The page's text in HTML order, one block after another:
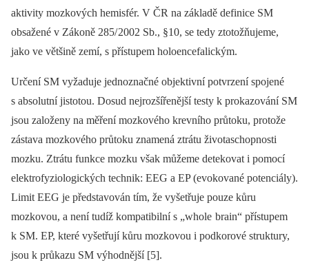
aktivity mozkových hemisfér. V ČR na základě definice SM
obsažené v Zákoně 285/ 2002 Sb., §10, se tedy ztotožňujeme,
jako ve většině zemí, s přístupem holoencefalickým.
Určení SM vyžaduje jednoznačné objektivní potvrzení spojené
s absolutní jistotou. Dosud nejrozšířenější testy k prokazování SM
jsou založeny na měření mozkového krevního průtoku, protože
zástava mozkového průtoku znamená ztrátu životaschopnosti
mozku. Ztrátu funkce mozku však můžeme detekovat i pomocí
elektrofyziologických technik: EEG a EP (evokované potenciály).
Limit EEG je představován tím, že vyšetřuje pouze kůru
mozkovou, a není tudíž kompatibilní s „whole brain“ přístupem
k SM. EP, které vyšetřují kůru mozkovou i podkorové struktury,
jsou k průkazu SM výhodnější [5].